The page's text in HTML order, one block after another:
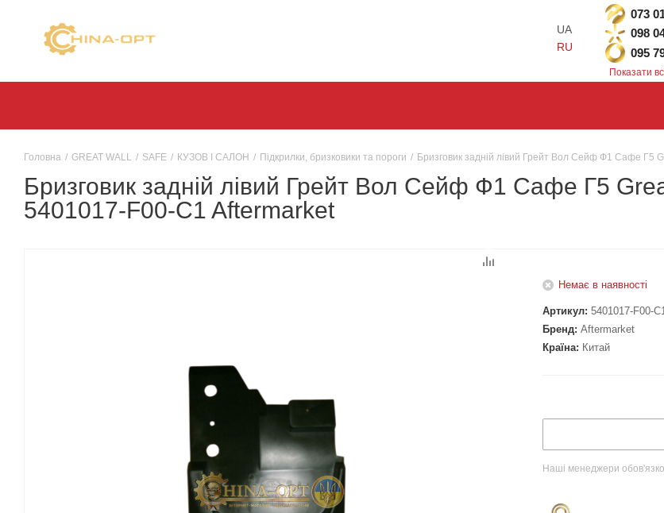
UA
RU
073
098
095
Показати
Головна / GREAT WALL / SAFE / КУЗОВ І САЛОН / Підкрилки, бризковики та пороги / Бризговик задній лівий Грейт Вол Сейф Ф1 Сафе Г5
Бризговик задній лівий Грейт Вол Сейф Ф1 Сафе Г5
5401017-F00-C1 Aftermarket
Немає в наявності
Артикул: 5401017-F00-
Бренд: Aftermarket
Країна: Китай
Наші менеджери